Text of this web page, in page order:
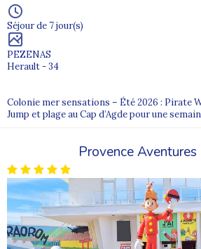
Séjour de 7 jour(s)
PEZENAS
Herault - 34
Colonie mer sensations – Été 2026 : Pirate
Jump et plage au Cap d’Agde pour une
Provence Aventures